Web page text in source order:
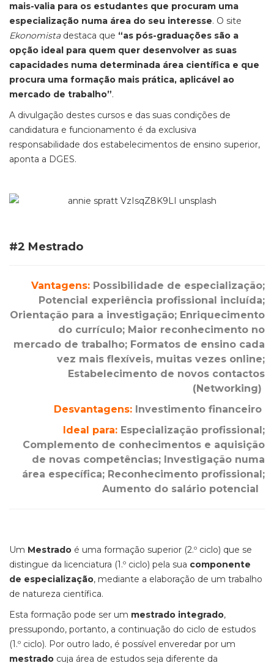
mais-valia para os estudantes que procuram uma
especialização numa área do seu interesse. O site
Ekonomistadestaca que “as pós-graduações são a
opção ideal para quem quer desenvolver as suas
capacidades numa determinada área científica e que
procura uma formação mais prática, aplicável ao
mercado de trabalho”.
A divulgação destes cursos e das suas condições de
candidatura e funcionamento é da exclusiva
responsabilidade dos estabelecimentos de ensino superior,
aponta a DGES.
#2 Mestrado
Vantagens: Possibilidade de especialização;
Potencial experiência profissional incluída;
Orientação para a investigação; Enriquecimento
do currículo; Maior reconhecimento no
mercado de trabalho; Formatos de ensino cada
vez mais flexíveis, muitas vezes online;
Estabelecimento de novos contactos
(Networking)
Desvantagens: Investimento financeiro
Ideal para: Especialização profissional;
Complemento de conhecimentos e aquisição
de novas competências; Investigação numa
área específica; Reconhecimento profissional;
Aumento do salário potencial
Um Mestrado é uma formação superior (2.º ciclo) que se
distingue da licenciatura (1.º ciclo) pela sua componente
de especialização, mediante a elaboração de um trabalho
de natureza científica.
Esta formação pode ser um mestrado integrado,
pressupondo, portanto, a continuação do ciclo de estudos
(1.º ciclo). Por outro lado, é possível enveredar por um
mestrado cuja área de estudos seja diferente da